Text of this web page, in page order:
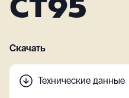
CT95
Скачать
Технические данные